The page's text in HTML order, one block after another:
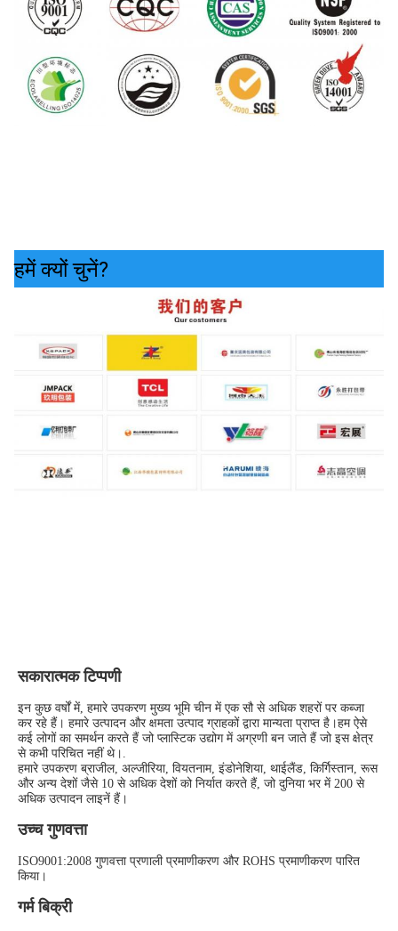
हमें क्यों चुनें?
सकारात्मक टिप्पणी
इन कुछ वर्षों में, हमारे उपकरण मुख्य भूमि चीन में एक सौ से अधिक शहरों पर कब्जा
कर रहे हैं। हमारे उत्पादन और क्षमता उत्पाद ग्राहकों द्वारा मान्यता प्राप्त है।हम ऐसे
कई लोगों का समर्थन करते हैं जो प्लास्टिक उद्योग में अग्रणी बन जाते हैं जो इस क्षेत्र
से कभी परिचित नहीं थे।.
हमारे उपकरण ब्राजील, अल्जीरिया, वियतनाम, इंडोनेशिया, थाईलैंड, किर्गिस्तान, रूस
और अन्य देशों जैसे 10 से अधिक देशों को निर्यात करते हैं, जो दुनिया भर में 200 से
अधिक उत्पादन लाइनें हैं।
उच्च गुणवत्ता
ISO9001:2008 गुणवत्ता प्रणाली प्रमाणीकरण और ROHS प्रमाणीकरण पारित
किया।
गर्म बिक्री